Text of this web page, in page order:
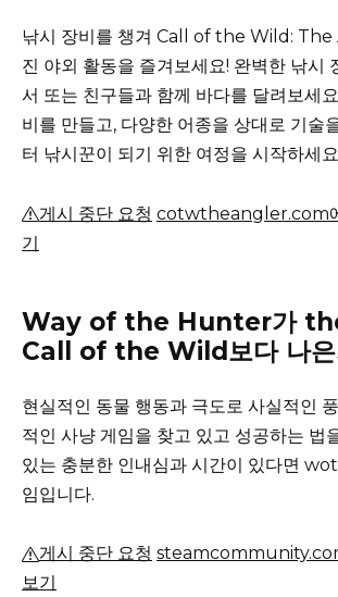
낚시 장비를 챙겨 Call of the Wild:
진 야외 활동을 즐겨보세요! 완벽한 낚시
서 또는 친구들과 함께 바다를 달려보세
비를 만들고, 다양한 어종을 상대로 기술
터 낚시꾼이 되기 위한 여정을 시작하세
게시 중단 요청 cotwtheangler.com
기
Way of the Hunter가
Call of the Wild보다 나은
현실적인 동물 행동과 극도로 사실적인
적인 사냥 게임을 찾고 있고 성공하는 법
있는 충분한 인내심과 시간이 있다면
임입니다.
게시 중단 요청
보기